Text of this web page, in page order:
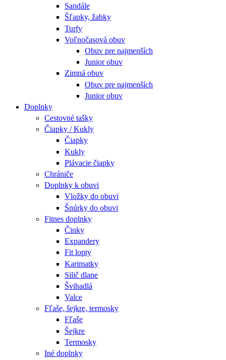
Sandále
Šľapky, žabky
Turfy
Voľnočasová obuv
Obuv pre najmenších
Junior obuv
Zimná obuv
Obuv pre najmenších
Junior obuv
Doplnky
Cestovné tašky
Čiapky / Kukly
Čiapky
Kukly
Plávacie čiapky
Chrániče
Doplnky k obuvi
Vložky do obuvi
Šnúrky do obuvi
Fitnes doplnky
Činky
Expandery
Fit lopty
Karimatky
Silič dlane
Švihadlá
Valce
Fľaše, šejkre, termosky
Fľaše
Šejkre
Termosky
Iné doplnky